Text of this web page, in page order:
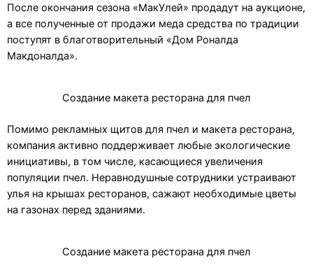
После окончания сезона «МакУлей» продадут на аукционе,
а все полученные от продажи меда средства по традиции
поступят в благотворительный «Дом Роналда
Макдоналда».
Создание макета ресторана для пчел
Помимо рекламных щитов для пчел и макета ресторана,
компания активно поддерживает любые экологические
инициативы, в том числе, касающиеся увеличения
популяции пчел. Неравнодушные сотрудники устраивают
улья на крышах ресторанов, сажают необходимые цветы
на газонах перед зданиями.
Создание макета ресторана для пчел